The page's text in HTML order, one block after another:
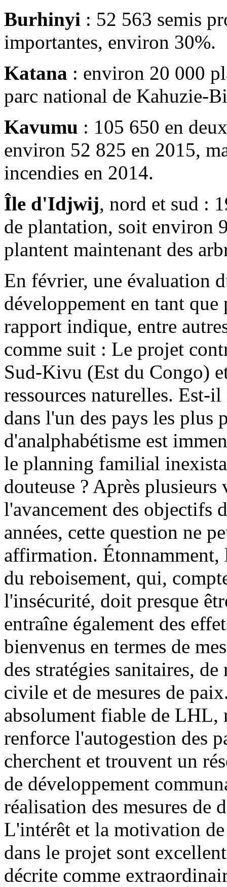
Burhinyi : 52 563 semis
importantes, environ 30%.
Katana : environ 20 000
parc national de Kahuzie-
Kavumu : 105 650 en
environ 52 825 en 2015,
incendies en 2014.
Île d'Idjwij, nord et sud :
de plantation, soit environ
plantent maintenant des
En février, une évaluation
développement en tant
rapport indique, entre
comme suit : Le projet
Sud-Kivu (Est du Congo)
ressources naturelles. Est-
dans l'un des pays les plus
d'analphabétisme est
le planning familial
douteuse ? Après
l'avancement des objectifs
années, cette question ne
affirmation. Étonnamment,
du reboisement, qui,
l'insécurité, doit presque
entraîne également des
bienvenus en termes de
des stratégies sanitaires,
civile et de mesures de
absolument fiable de LHL,
renforce l'autogestion des
cherchent et trouvent un
de développement
réalisation des mesures de
L'intérêt et la motivation
dans le projet sont
décrite comme